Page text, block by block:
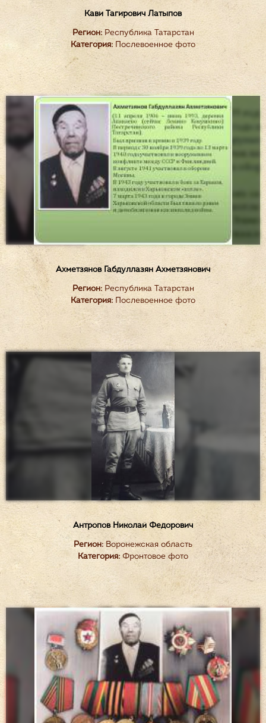
Кави Тагирович Латыпов
Регион:Республика Татарстан
Категория: Послевоенное фото
Ахметзянов Габдуллазян Ахметзянович
Регион:Республика Татарстан
Категория:Послевоенное фото
Антропов Николай Федорович
Регион: Воронежская область
Категория: Фронтовое фото